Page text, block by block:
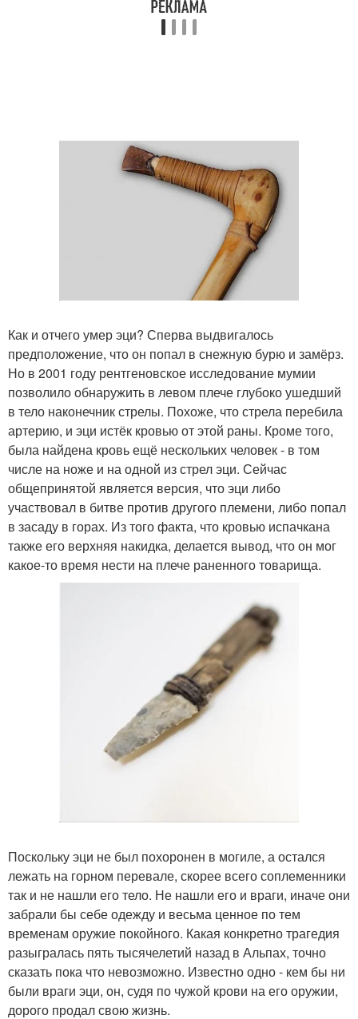
Как и отчего умер эци? Сперва выдвигалось
предположение, что он попал в снежную бурю и замёрз.
Но в 2001 году рентгеновское исследование мумии
позволило обнаружить в левом плече глубоко ушедший
в тело наконечник стрелы. Похоже, что стрела перебила
артерию, и эци истёк кровью от этой раны. Кроме того,
была найдена кровь ещё нескольких человек - в том
числе на ноже и на одной из стрел эци. Сейчас
общепринятой является версия, что эци либо
участвовал в битве против другого племени, либо попал
в засаду в горах. Из того факта, что кровью испачкана
также его верхняя накидка, делается вывод, что он мог
какое-то время нести на плече раненного товарища.
Поскольку эци не был похоронен в могиле, а остался
лежать на горном перевале, скорее всего соплеменники
так и не нашли его тело. Не нашли его и враги, иначе они
забрали бы себе одежду и весьма ценное по тем
временам оружие покойного. Какая конкретно трагедия
разыгралась пять тысячелетий назад в Альпах, точно
сказать пока что невозможно. Известно одно - кем бы ни
были враги эци, он, судя по чужой крови на его оружии,
дорого продал свою жизнь.